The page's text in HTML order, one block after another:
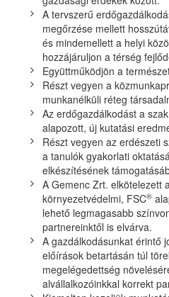
A tervszerű
megőrzése mellett
és mindemellett a helyi
hozzájáruljon a térség
Együttműködjön a
Részt vegyen a
munkanélküli réteg
Az erdőgazdálkodást a
alapozott, új kutatási
Részt vegyen az erdészeti
a tanulók gyakorlati
elkészítésének
A Gemenc Zrt. elkötelezett
környezetvédelmi, FSC®
lehető legmagasabb
partnereinktől is elvárva.
A gazdálkodásunkat érintő
előírások betartásán túl
megelégedettség
alvállalkozóinkkal korrekt